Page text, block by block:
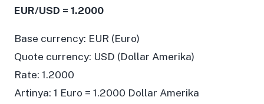
EUR/USD = 1.2000
Base currency: EUR (Euro)
Quote currency: USD (Dollar Amerika)
Rate: 1.2000
Artinya: 1 Euro = 1.2000 Dollar Amerika